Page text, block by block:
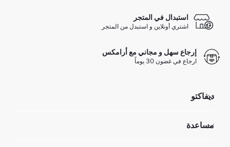
استبدال في المتجر
اشتري أونلاين و استبدل من المتجر
إرجاع سهل و مجاني مع أرامكس
ارجاع في غضون 30 يوماً
ديفاكتو
تعرف علينا
مساعدة